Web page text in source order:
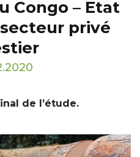
Congo – Etat
privé
de l’étude.